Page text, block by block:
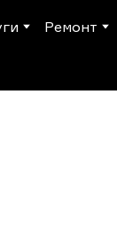
Ремонт